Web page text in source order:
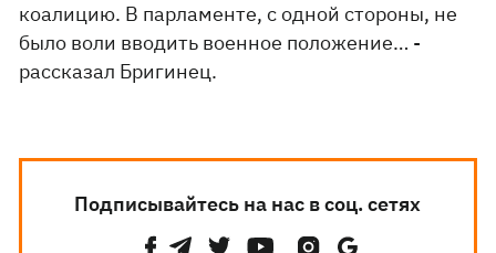
коалицию. В парламенте, с одной стороны, не
было воли вводить военное положение… -
рассказал Бригинец.
Подписывайтесь на нас в соц. сетях